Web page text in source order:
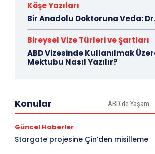
Köşe Yazıları
Bir Anadolu Doktoruna Veda: Dr.
Bireysel Vize Türleri ve Şartları
ABD Vizesinde Kullanılmak
Mektubu Nasıl Yazılır?
Konular ABD'de Yaşam
Güncel Haberler
Stargate projesine Çin’den misilleme